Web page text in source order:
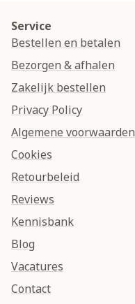
Service
Bestellen en betalen
Bezorgen & afhalen
Zakelijk bestellen
Privacy Policy
Algemene voorwaarden
Cookies
Retourbeleid
Reviews
Kennisbank
Blog
Vacatures
Contact